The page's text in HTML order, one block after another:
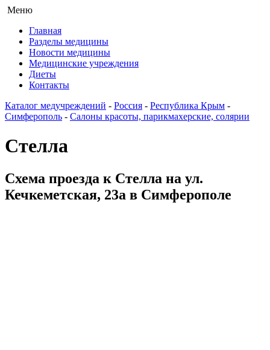
Меню
Главная
Разделы медицины
Новости медицины
Медицинские учреждения
Диеты
Контакты
Каталог медучреждений - Россия - Республика Крым -
Симферополь - Салоны красоты, парикмахерские, солярии
Стелла
Схема проезда к Стелла на ул.
Кечкеметская, 23а в Симферополе